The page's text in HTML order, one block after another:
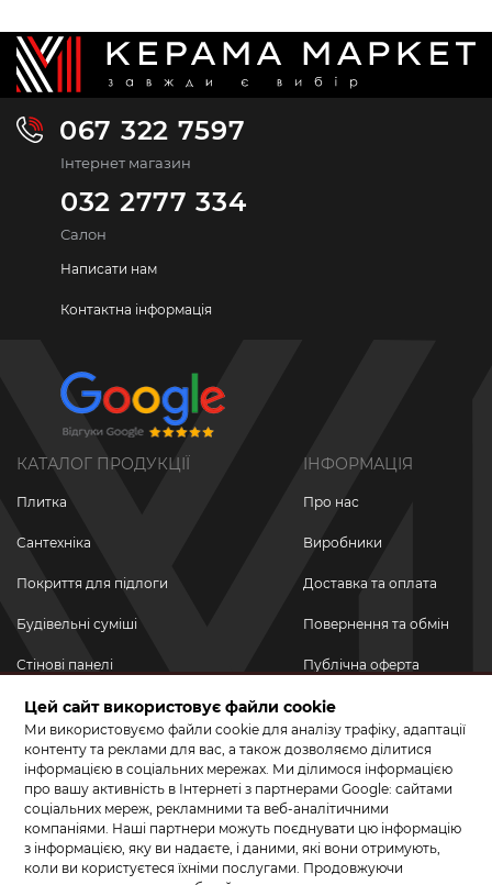
067 322 7597
Інтернет магазин
032 2777 334
Салон
Написати нам
Контактна інформація
КАТАЛОГ ПРОДУКЦІЇ
Плитка
Сантехніка
Покриття для підлоги
Будівельні суміші
Стінові панелі
Новинки
Акційні товари
Акції/Знижки
ІНФОРМАЦІЯ
Про нас
Виробники
Доставка та оплата
Повернення та обмін
Публічна оферта
Політика
конфіденційності
ПРИЄДНУЙТЕСЬ ДО НАС У СОЦМЕРЕЖАХ
Цей сайт використовує файли cookie
Ми використовуємо файли cookie для аналізу трафіку, адаптації
контенту та реклами для вас, а також дозволяємо ділитися
інформацією в соціальних мережах. Ми ділимося інформацією
про вашу активність в Інтернеті з партнерами Google: сайтами
соціальних мереж, рекламними та веб-аналітичними
компаніями. Наші партнери можуть поєднувати цю інформацію
з інформацією, яку ви надаєте, і даними, які вони отримують,
коли ви користуєтеся їхніми послугами. Продовжуючи